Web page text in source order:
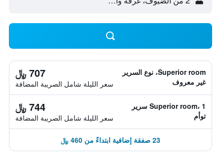
Superior room، نوع السرير
غير معروف
707 ﷼
سعر الليلة شامل الصريبة المضافة
Superior room، 1 سرير
توأم
744 ﷼
سعر الليلة شامل الصريبة المضافة
23 صفقة إضافية ابتداءً من 460 ﷼